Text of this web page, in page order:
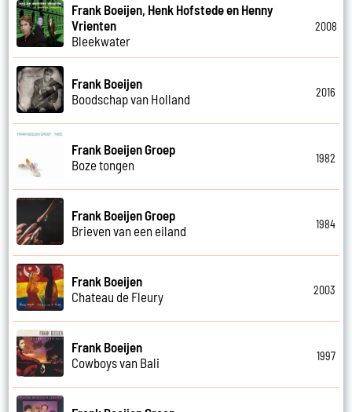
Frank Boeijen, Henk Hofstede en Henny
Vrienten
Bleekwater
2008
Frank Boeijen
Boodschap van Holland
2016
Frank Boeijen Groep
Boze tongen
1982
Frank Boeijen Groep
Brieven van een eiland
1984
Frank Boeijen
Chateau de Fleury
2003
Frank Boeijen
Cowboys van Bali
1997